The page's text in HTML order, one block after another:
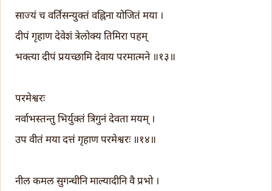
साज्यं च वर्तिसन्युक्तं वह्निना योजितं मया ।
दीपं गृहाण देवेशं त्रेलोक्य तिमिरा पहम्
भक्त्या दीपं प्रयच्छामि देवाय परमात्मने ॥१३॥
परमेश्वरः
नर्वाभस्तन्तु भिर्युक्तं त्रिगुनं देवता मयम् ।
उप वीतं मया दत्तं गृहाण परमेश्वरः ॥१४॥
नील कमल सुगन्धीनि माल्यादीनि वै प्रभो ।